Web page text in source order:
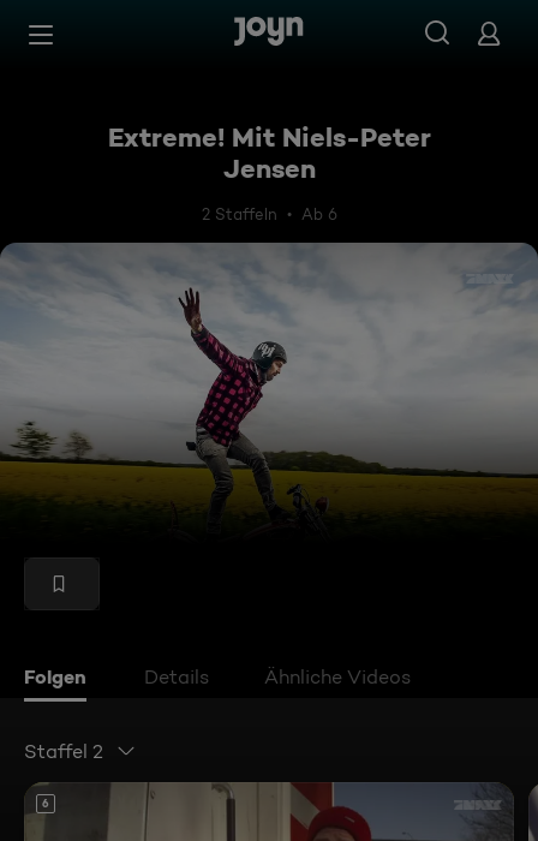
Zum Inhalt springen
Extreme! Mit Niels-Peter
Jensen
2 Staffeln Ab 6
Folgen Details Ähnliche Videos
Staffel 2
6